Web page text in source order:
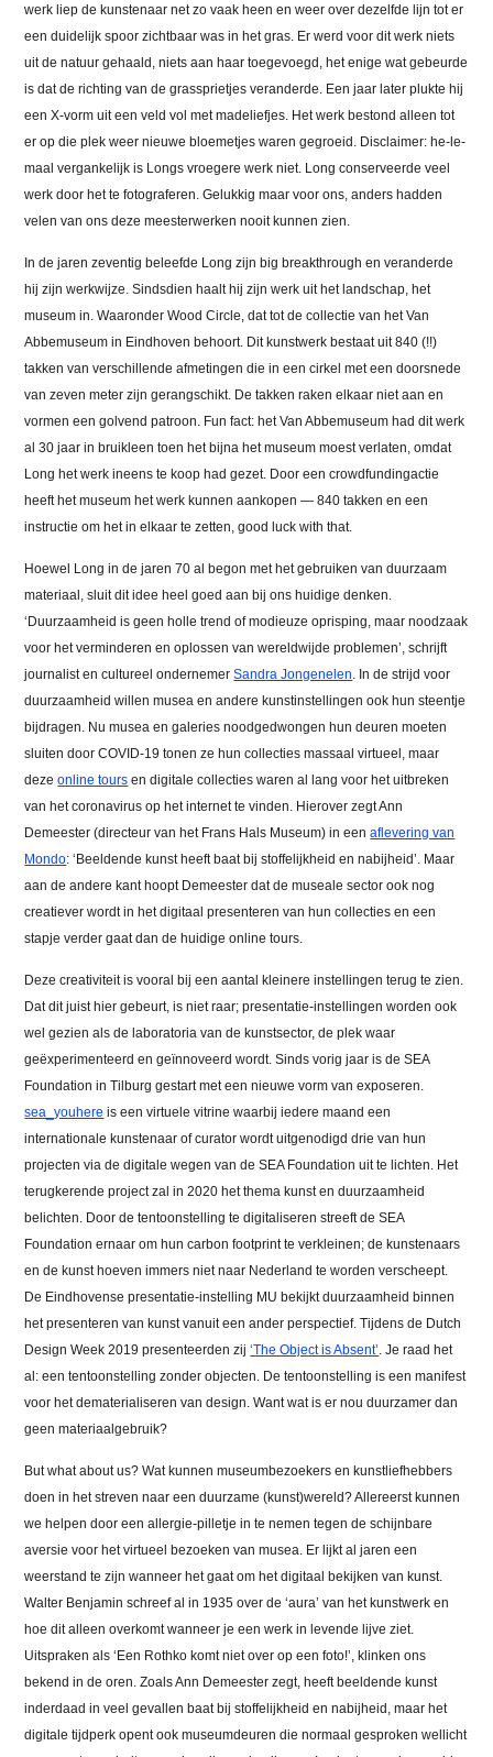
werk liep de kunstenaar net zo vaak heen en weer over dezelfde lijn tot er
een duidelijk spoor zichtbaar was in het gras. Er werd voor dit werk niets
uit de natuur gehaald, niets aan haar toegevoegd, het enige wat gebeurde
is dat de richting van de grassprietjes veranderde. Een jaar later plukte hij
een X-vorm uit een veld vol met madeliefjes. Het werk bestond alleen tot
er op die plek weer nieuwe bloemetjes waren gegroeid. Disclaimer: he-le-
maal vergankelijk is Longs vroegere werk niet. Long conserveerde veel
werk door het te fotograferen. Gelukkig maar voor ons, anders hadden
velen van ons deze meesterwerken nooit kunnen zien.
In de jaren zeventig beleefde Long zijn big breakthrough en veranderde
hij zijn werkwijze. Sindsdien haalt hij zijn werk uit het landschap, het
museum in. Waaronder Wood Circle, dat tot de collectie van het Van
Abbemuseum in Eindhoven behoort. Dit kunstwerk bestaat uit 840 (!!)
takken van verschillende afmetingen die in een cirkel met een doorsnede
van zeven meter zijn gerangschikt. De takken raken elkaar niet aan en
vormen een golvend patroon. Fun fact: het Van Abbemuseum had dit werk
al 30 jaar in bruikleen toen het bijna het museum moest verlaten, omdat
Long het werk ineens te koop had gezet. Door een crowdfundingactie
heeft het museum het werk kunnen aankopen — 840 takken en een
instructie om het in elkaar te zetten, good luck with that.
Hoewel Long in de jaren 70 al begon met het gebruiken van duurzaam
materiaal, sluit dit idee heel goed aan bij ons huidige denken.
‘Duurzaamheid is geen holle trend of modieuze oprisping, maar noodzaak
voor het verminderen en oplossen van wereldwijde problemen’, schrijft
journalist en cultureel ondernemerSandra Jongenelen . In de strijd voor
duurzaamheid willen musea en andere kunstinstellingen ook hun steentje
bijdragen. Nu musea en galeries noodgedwongen hun deuren moeten
sluiten door COVID-19 tonen ze hun collecties massaal virtueel, maar
dezeonline tours en digitale collecties waren al lang voor het uitbreken
van het coronavirus op het internet te vinden. Hierover zegt Ann
Demeester (directeur van het Frans Hals Museum) in eenaflevering van
Mondo: ‘Beeldende kunst heeft baat bij stoffelijkheid en nabijheid’. Maar
aan de andere kant hoopt Demeester dat de museale sector ook nog
creatiever wordt in het digitaal presenteren van hun collecties en een
stapje verder gaat dan de huidige online tours.
Deze creativiteit is vooral bij een aantal kleinere instellingen terug te zien.
Dat dit juist hier gebeurt, is niet raar; presentatie-instellingen worden ook
wel gezien als de laboratoria van de kunstsector, de plek waar
geëxperimenteerd en geïnnoveerd wordt. Sinds vorig jaar is de SEA
Foundation in Tilburg gestart met een nieuwe vorm van exposeren.
sea_youhere is een virtuele vitrine waarbij iedere maand een
internationale kunstenaar of curator wordt uitgenodigd drie van hun
projecten via de digitale wegen van de SEA Foundation uit te lichten. Het
terugkerende project zal in 2020 het thema kunst en duurzaamheid
belichten. Door de tentoonstelling te digitaliseren streeft de SEA
Foundation ernaar om hun carbon footprint te verkleinen; de kunstenaars
en de kunst hoeven immers niet naar Nederland te worden verscheept.
De Eindhovense presentatie-instelling MU bekijkt duurzaamheid binnen
het presenteren van kunst vanuit een ander perspectief. Tijdens de Dutch
Design Week 2019 presenteerden zij‘The Object is Absent’ . Je raad het
al: een tentoonstelling zonder objecten. De tentoonstelling is een manifest
voor het dematerialiseren van design. Want wat is er nou duurzamer dan
geen materiaalgebruik?
But what about us? Wat kunnen museumbezoekers en kunstliefhebbers
doen in het streven naar een duurzame (kunst)wereld? Allereerst kunnen
we helpen door een allergie-pilletje in te nemen tegen de schijnbare
aversie voor het virtueel bezoeken van musea. Er lijkt al jaren een
weerstand te zijn wanneer het gaat om het digitaal bekijken van kunst.
Walter Benjamin schreef al in 1935 over de ‘aura’ van het kunstwerk en
hoe dit alleen overkomt wanneer je een werk in levende lijve ziet.
Uitspraken als ‘Een Rothko komt niet over op een foto!’, klinken ons
bekend in de oren. Zoals Ann Demeester zegt, heeft beeldende kunst
inderdaad in veel gevallen baat bij stoffelijkheid en nabijheid, maar het
digitale tijdperk opent ook museumdeuren die normaal gesproken wellicht